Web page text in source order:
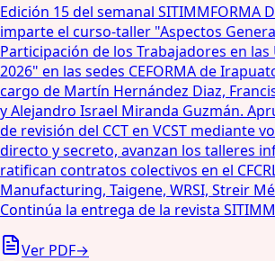
Edición 15 del semanal SITIMMFORMA
imparte el curso-taller "Aspectos
Participación de los Trabajadores en las
2026" en las sedes CEFORMA de
cargo de Martín Hernández Diaz,
y Alejandro Israel Miranda Guzmán.
de revisión del CCT en VCST mediante
directo y secreto, avanzan los talleres
ratifican contratos colectivos en el
Manufacturing, Taigene, WRSI, Streir
Continúa la entrega de la revista
Ver PDF→